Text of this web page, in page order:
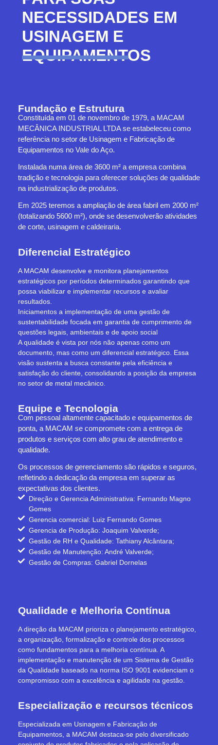
NECESSIDADES EM
USINAGEM E
EQUIPAMENTOS
Fundação e Estrutura
Constituída em 01 de novembro de 1979, a MACAM
MECÂNICA INDUSTRIAL LTDA se estabeleceu como
referência no setor de Usinagem e Fabricação de
Equipamentos no Vale do Aço.
Instalada numa área de 3600 m² a empresa combina
tradição e tecnologia para oferecer soluções de qualidade
na industrialização de produtos.
Em 2025 teremos a ampliação de área fabril em 2000 m²
(totalizando 5600 m²), onde se desenvolverão atividades
de corte, usinagem e caldeiraria.
Diferencial Estratégico
A MACAM desenvolve e monitora planejamentos
estratégicos por períodos determinados garantindo que
possa viabilizar e implementar recursos e avaliar
resultados.
Iniciamentos a implementação de uma gestão de
sustentabilidade focada em garantia de cumprimento de
questões legais, ambientais e de apoio social
A qualidade é vista por nós não apenas como um
documento, mas como um diferencial estratégico. Essa
visão sustenta a busca constante pela eficiência e
satisfação do cliente, consolidando a posição da empresa
no setor de metal mecânico.
Equipe e Tecnologia
Com pessoal altamente capacitado e equipamentos de
ponta, a MACAM se compromete com a entrega de
produtos e serviços com alto grau de atendimento e
qualidade.
Os processos de gerenciamento são rápidos e seguros,
refletindo a dedicação da empresa em superar as
expectativas dos clientes.
Direção e Gerencia Administrativa: Fernando Magno
Gomes
Gerencia comercial: Luiz Fernando Gomes
Gerencia de Produção: Joaquim Valverde;
Gestão de RH e Qualidade: Tathiany Alcântara;
Gestão de Manutenção: André Valverde;
Gestão de Compras: Gabriel Dornelas
Qualidade e Melhoria Contínua
A direção da MACAM prioriza o planejamento estratégico,
a organização, formalização e controle dos processos
como fundamentos para a melhoria contínua. A
implementação e manutenção de um Sistema de Gestão
da Qualidade baseado na norma ISO 9001 evidenciam o
compromisso com a excelência e agilidade na gestão.
Especialização e recursos técnicos
Especializada em Usinagem e Fabricação de
Equipamentos, a MACAM destaca-se pelo diversificado